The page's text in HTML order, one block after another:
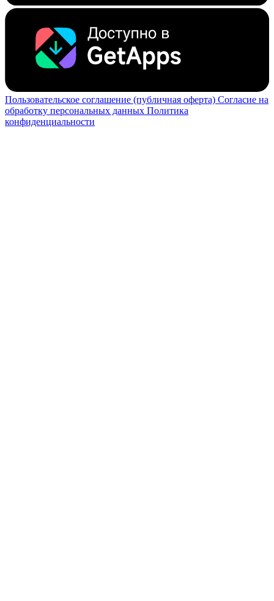
Пользовательское соглашение (публичная оферта) Согласие на
обработку персональных данных Политика
конфиденциальности